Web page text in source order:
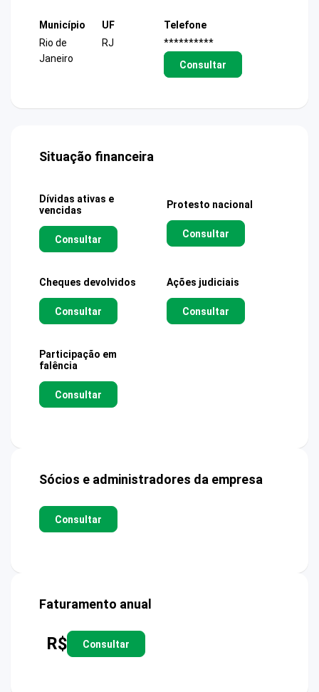
Município
Rio de
Janeiro
UF
RJ
Telefone
**********
Consultar
Situação financeira
Dívidas ativas e
vencidas
Consultar
Protesto nacional
Consultar
Cheques devolvidos
Consultar
Ações judiciais
Consultar
Participação em
falência
Consultar
Sócios e administradores da empresa
Consultar
Faturamento anual
R$ Consultar